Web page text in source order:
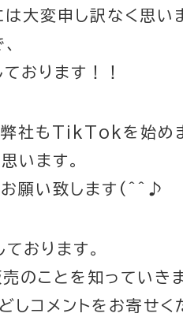
大変申し訳なく思いま
おります！！
弊社もTikTokを始めま
います。
お願い致します(^^♪
おります。
のことを知っていきま
しコメントをお寄せく